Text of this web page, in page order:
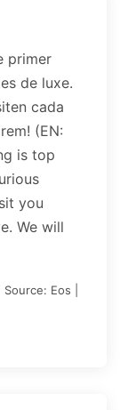
primer
de luxe.
cada
(EN:
is top
you
We will
Eos |